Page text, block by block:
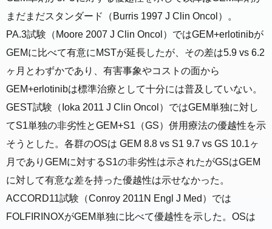
まだまだスタンダード（Burris 1997 J Clin Oncol）。
PA.3試験（Moore 2007 J Clin Oncol）ではGEM+erlotinibが
GEMに比べて有意にMSTが延長したが、その差は5.9 vs 6.2
ヶ月とわずかであり、有害事象やコストの面から
GEM+erlotinibは標準治療として十分には普及していない。
GEST試験（Ioka 2011 J Clin Oncol）ではGEM単独に対し
てS1単独の非劣性とGEM+S1（GS）併用療法の優越性を示
そうとした。各群のOSは GEM 8.8 vs S1 9.7 vs GS 10.1ヶ
月でありGEMに対するS1の非劣性は示されたがGSはGEM
に対して有意な差を持った優越性は示せなかった。
ACCORD11試験（Conroy 2011N Engl J Med）では
FOLFIRINOXがGEM単独に比べて優越性を示した。OSは